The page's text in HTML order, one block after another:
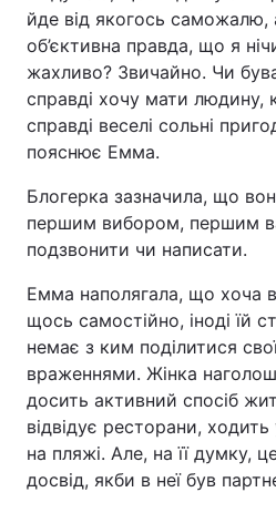
йде від якогось саможалю,
об’єктивна правда, що я
жахливо? Звичайно. Чи
справді хочу мати людину,
справді веселі сольні
пояснює Емма.
Блогерка зазначила, що
першим вибором, першим
подзвонити чи написати.
Емма наполягала, що хоча
щось самостійно, іноді їй
немає з ким поділитися
враженнями. Жінка
досить активний спосіб
відвідує ресторани,
на пляжі. Але, на її думку,
досвід, якби в неї був